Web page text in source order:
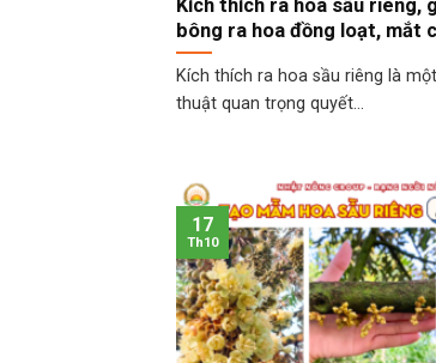
Kích thích ra hoa sầu riêng,
bông ra hoa đồng loạt, mắt
Kích thích ra hoa sầu riêng là
thuật quan trọng quyết...
17
Th10